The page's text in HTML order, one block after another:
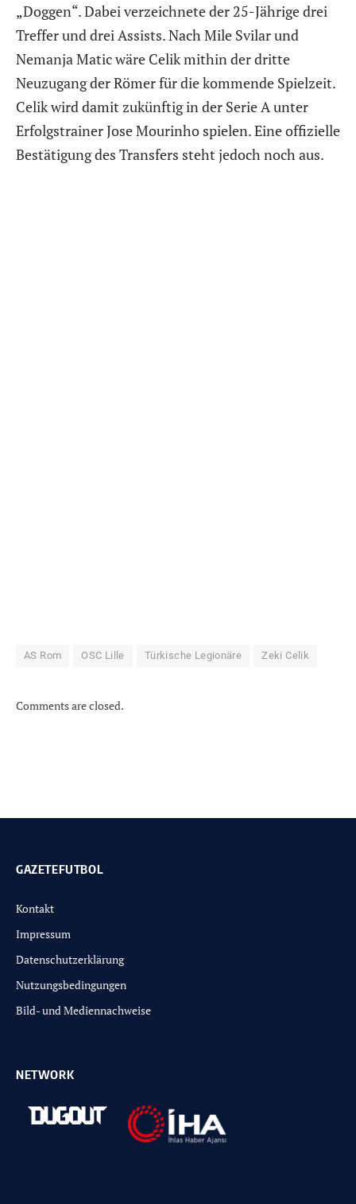
„Doggen“. Dabei verzeichnete der 25-Jährige drei
Treffer und drei Assists. Nach Mile Svilar und
Nemanja Matic wäre Celik mithin der dritte
Neuzugang der Römer für die kommende Spielzeit.
Celik wird damit zukünftig in der Serie A unter
Erfolgstrainer Jose Mourinho spielen. Eine offizielle
Bestätigung des Transfers steht jedoch noch aus.
AS Rom OSC Lille Türkische Legionäre Zeki Celik
Comments are closed.
GAZETEFUTBOL
Kontakt
Impressum
Datenschutzerklärung
Nutzungsbedingungen
Bild- und Mediennachweise
NETWORK